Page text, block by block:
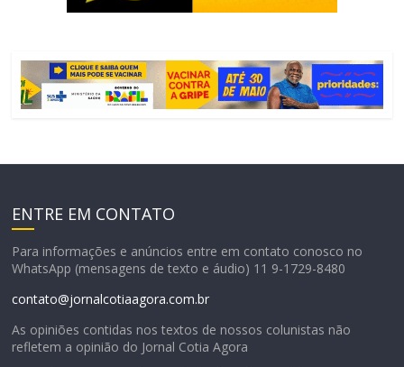
ENTRE EM CONTATO
Para informações e anúncios entre em contato conosco no
WhatsApp (mensagens de texto e áudio) 11 9-1729-8480
contato@jornalcotiaagora.com.br
As opiniões contidas nos textos de nossos colunistas não
refletem a opinião do Jornal Cotia Agora